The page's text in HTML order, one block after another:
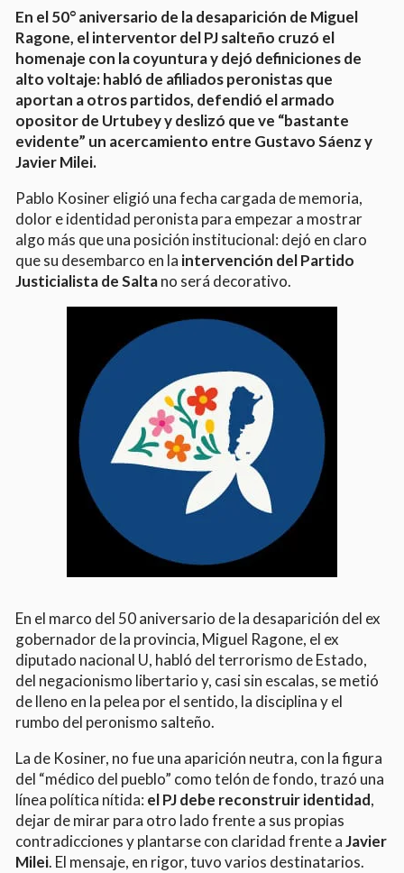
En el 50° aniversario de la desaparición de Miguel
Ragone, el interventor del PJ salteño cruzó el
homenaje con la coyuntura y dejó definiciones de
alto voltaje: habló de afiliados peronistas que
aportan a otros partidos, defendió el armado
opositor de Urtubey y deslizó que ve “bastante
evidente” un acercamiento entre Gustavo Sáenz y
Javier Milei.
Pablo Kosiner eligió una fecha cargada de memoria,
dolor e identidad peronista para empezar a mostrar
algo más que una posición institucional: dejó en claro
que su desembarco en la intervención del Partido
Justicialista de Saltano será decorativo.
En el marco del 50 aniversario de la desaparición del ex
gobernador de la provincia, Miguel Ragone, el ex
diputado nacional U, habló del terrorismo de Estado,
del negacionismo libertario y, casi sin escalas, se metió
de lleno en la pelea por el sentido, la disciplina y el
rumbo del peronismo salteño.
La de Kosiner, no fue una aparición neutra, con la figura
del “médico del pueblo” como telón de fondo, trazó una
línea política nítida: el PJ debe reconstruir identidad,
dejar de mirar para otro lado frente a sus propias
contradicciones y plantarse con claridad frente aJavier
Milei. El mensaje, en rigor, tuvo varios destinatarios.